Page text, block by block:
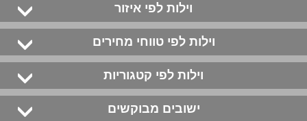
וילות לפי איזור
וילות לפי טווחי מחירים
וילות לפי קטגוריות
ישובים מבוקשים